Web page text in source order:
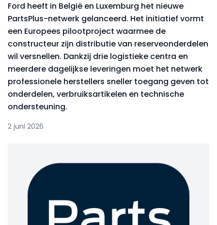
Ford heeft in België en Luxemburg het nieuwe
PartsPlus-netwerk gelanceerd. Het initiatief vormt
een Europees pilootproject waarmee de
constructeur zijn distributie van reserveonderdelen
wil versnellen. Dankzij drie logistieke centra en
meerdere dagelijkse leveringen moet het netwerk
professionele herstellers sneller toegang geven tot
onderdelen, verbruiksartikelen en technische
ondersteuning.
2 juni 2026